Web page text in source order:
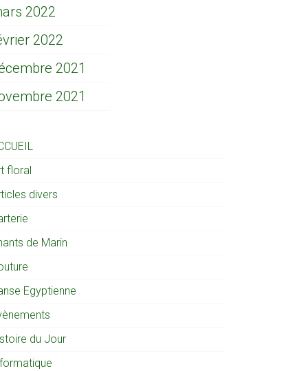
2022
2022
2021
2021
floral
divers
de Marin
Egyptienne
du Jour